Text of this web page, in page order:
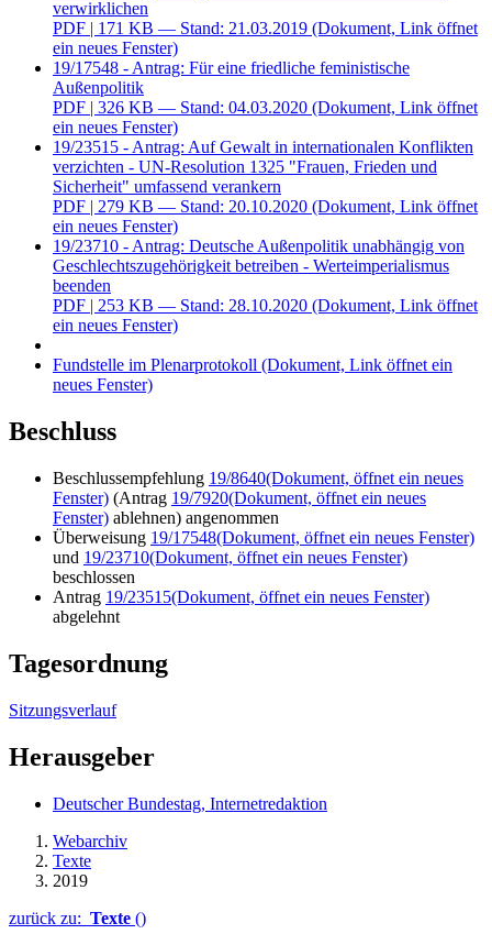
verwirklichen
PDF | 171 KB — Stand: 21.03.2019 (Dokument, Link öffnet
ein neues Fenster)
19/17548 - Antrag: Für eine friedliche feministische
Außenpolitik
PDF | 326 KB — Stand: 04.03.2020 (Dokument, Link öffnet
ein neues Fenster)
19/23515 - Antrag: Auf Gewalt in internationalen Konflikten
verzichten - UN-Resolution 1325 "Frauen, Frieden und
Sicherheit" umfassend verankern
PDF | 279 KB — Stand: 20.10.2020 (Dokument, Link öffnet
ein neues Fenster)
19/23710 - Antrag: Deutsche Außenpolitik unabhängig von
Geschlechtszugehörigkeit betreiben - Werteimperialismus
beenden
PDF | 253 KB — Stand: 28.10.2020 (Dokument, Link öffnet
ein neues Fenster)
Fundstelle im Plenarprotokoll (Dokument, Link öffnet ein
neues Fenster)
Beschluss
Beschlussempfehlung 19/8640(Dokument, öffnet ein neues
Fenster) (Antrag 19/7920(Dokument, öffnet ein neues
Fenster) ablehnen) angenommen
Überweisung 19/17548(Dokument, öffnet ein neues Fenster)
und 19/23710(Dokument, öffnet ein neues Fenster)
beschlossen
Antrag 19/23515(Dokument, öffnet ein neues Fenster)
abgelehnt
Tagesordnung
Sitzungsverlauf
Herausgeber
Deutscher Bundestag, Internetredaktion
Webarchiv
Texte
2019
zurück zu: Texte ()